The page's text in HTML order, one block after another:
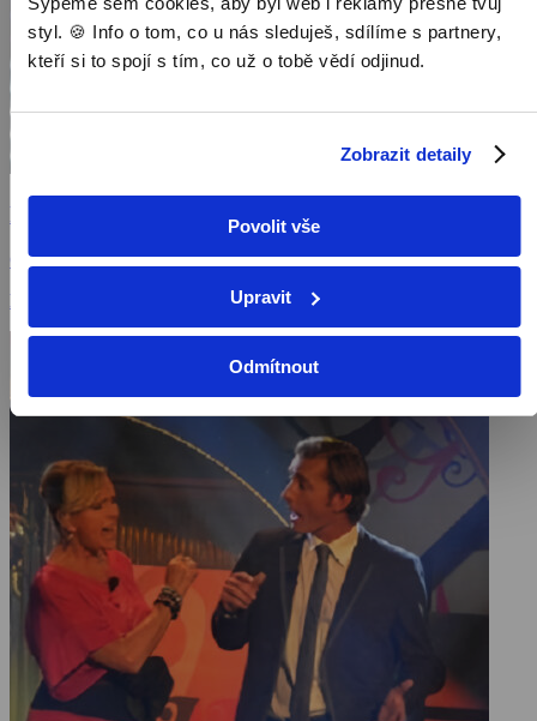
styl. 🍪 Info o tom, co u nás sleduješ, sdílíme s partnery,
kteří si to spojí s tím, co už o tobě vědí odjinud.
Zobrazit detaily
Povolit vše
Upravit
Odmítnout
Počasí
Česká republika, 1 min
Publicistické pořady / Pořady / Televizní show